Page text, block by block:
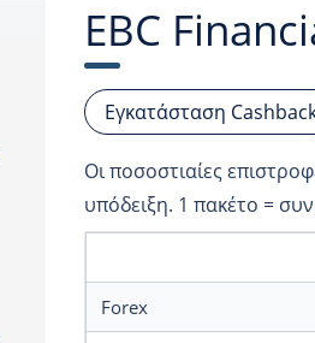
EBC
Εγκατάσταση
Οι ποσοστιαίες
υπόδειξη. 1 πακέτο =
Forex